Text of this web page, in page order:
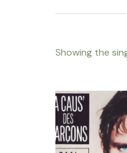
Showing the